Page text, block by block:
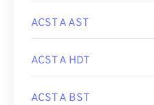
ACST A AST
ACST A HDT
ACST A BST